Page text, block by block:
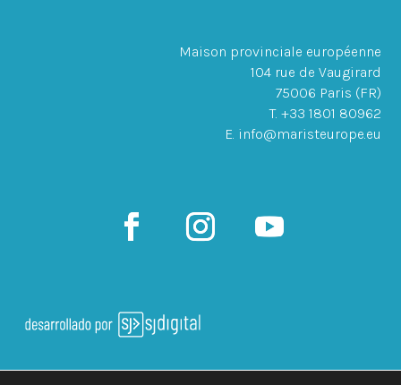
Maison provinciale européenne
104 rue de Vaugirard
75006 Paris (FR)
T. +33 1801 80962
E. info@maristeurope.eu